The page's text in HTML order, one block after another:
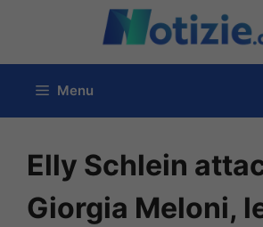
contenuto
Menu
Elly Schlein
Giorgia Meloni,